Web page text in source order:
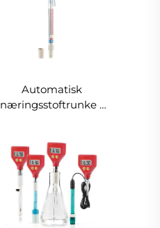
Automatisk
næringsstoftrunke -